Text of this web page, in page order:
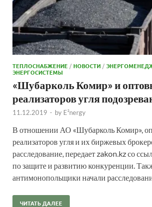
ТЕПЛОСНАБЖЕНИЕ /НОВОСТИ /
ЭНЕРГОСИСТЕМЫ
«Шубарколь Комир» и
реализаторов угля
11.12.2019 - by E²nergy
В отношении АО «Шубарколь Комир»,
реализаторов угля и их биржевых
расследование, передает zakon.kz со
по защите и развитию конкуренции.
антимонопольщики начали
ЧИТАТЬ ДАЛЕЕ